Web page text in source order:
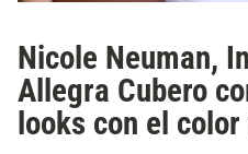
Nicole Neuman,
Allegra Cubero
looks con el